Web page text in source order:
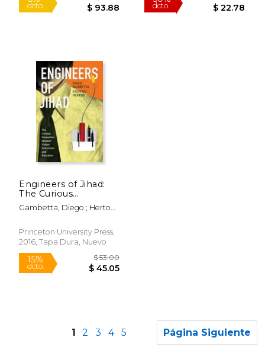
dcto. $ 39.78
Rápido
Engineers of Jihad:
The Curious
Connection Between
Violent Extremism
Inglés)
Gambetta, Diego ; Hertog,
Princeton University Press,
2016, Tapa Dura, Nuevo
1 2 3 4 5 Página Siguiente